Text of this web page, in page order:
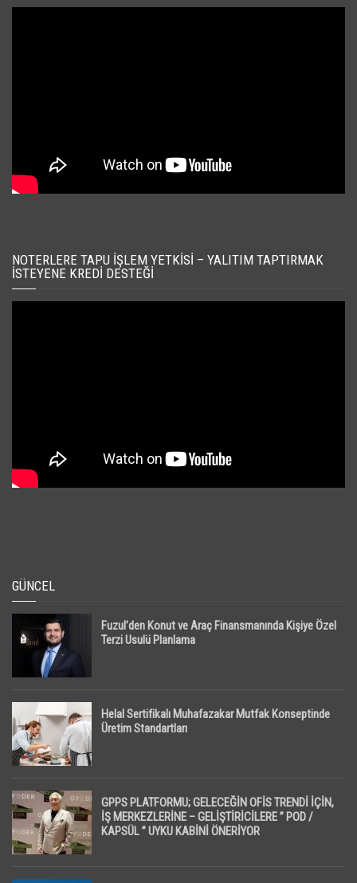
NOTERLERE TAPU İŞLEM YETKISI – YALITIM TAPTIRMAK
İSTEYENE KREDI DESTEĞI
GÜNCEL
Fuzul’den Konut ve Araç Finansmanında Kişiye Özel
Terzi Usulü Planlama
Helal Sertifikalı Muhafazakar Mutfak Konseptinde
Üretim Standartları
GPPS PLATFORMU; GELECEĞİN OFİS TRENDİ İÇİN,
İŞ MERKEZLERİNE – GELİŞTİRİCİLERE ” POD /
KAPSÜL ” UYKU KABİNİ ÖNERİYOR